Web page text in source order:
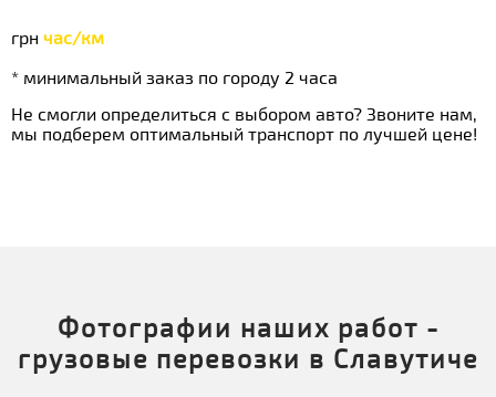
грн час/км
* минимальный заказ по городу 2 часа
Не смогли определиться с выбором авто? Звоните нам,
мы подберем оптимальный транспорт по лучшей цене!
Фотографии наших работ -
грузовые перевозки в Славутиче